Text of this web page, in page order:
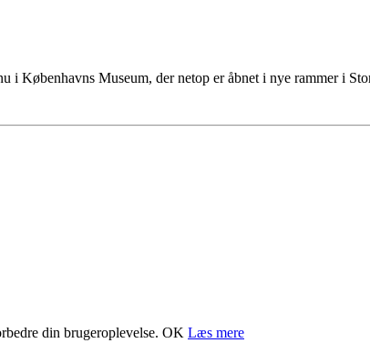
i Københavns Museum, der netop er åbnet i nye rammer i
din brugeroplevelse. OK Læs mere